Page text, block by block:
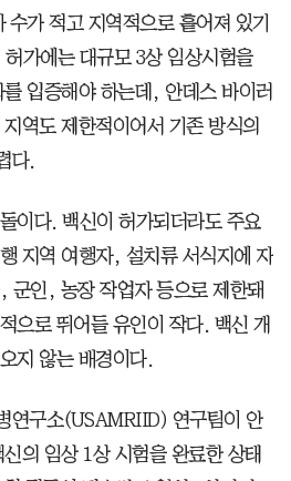
가 적고 지역적으로 흩어져 있기
가에는 대규모 3상 임상시험을
입증해야 하는데, 안데스 바이러
역도 제한적이어서 기존 방식의
다.
이다. 백신이 허가되더라도 주요
지역 여행자, 설치류 서식지에 자
군인, 농장 작업자 등으로 제한돼
으로 뛰어들 유인이 작다. 백신 개
지 않는 배경이다.
연구소(USAMRIID) 연구팀이 안
의 임상 1상 시험을 완료한 상태